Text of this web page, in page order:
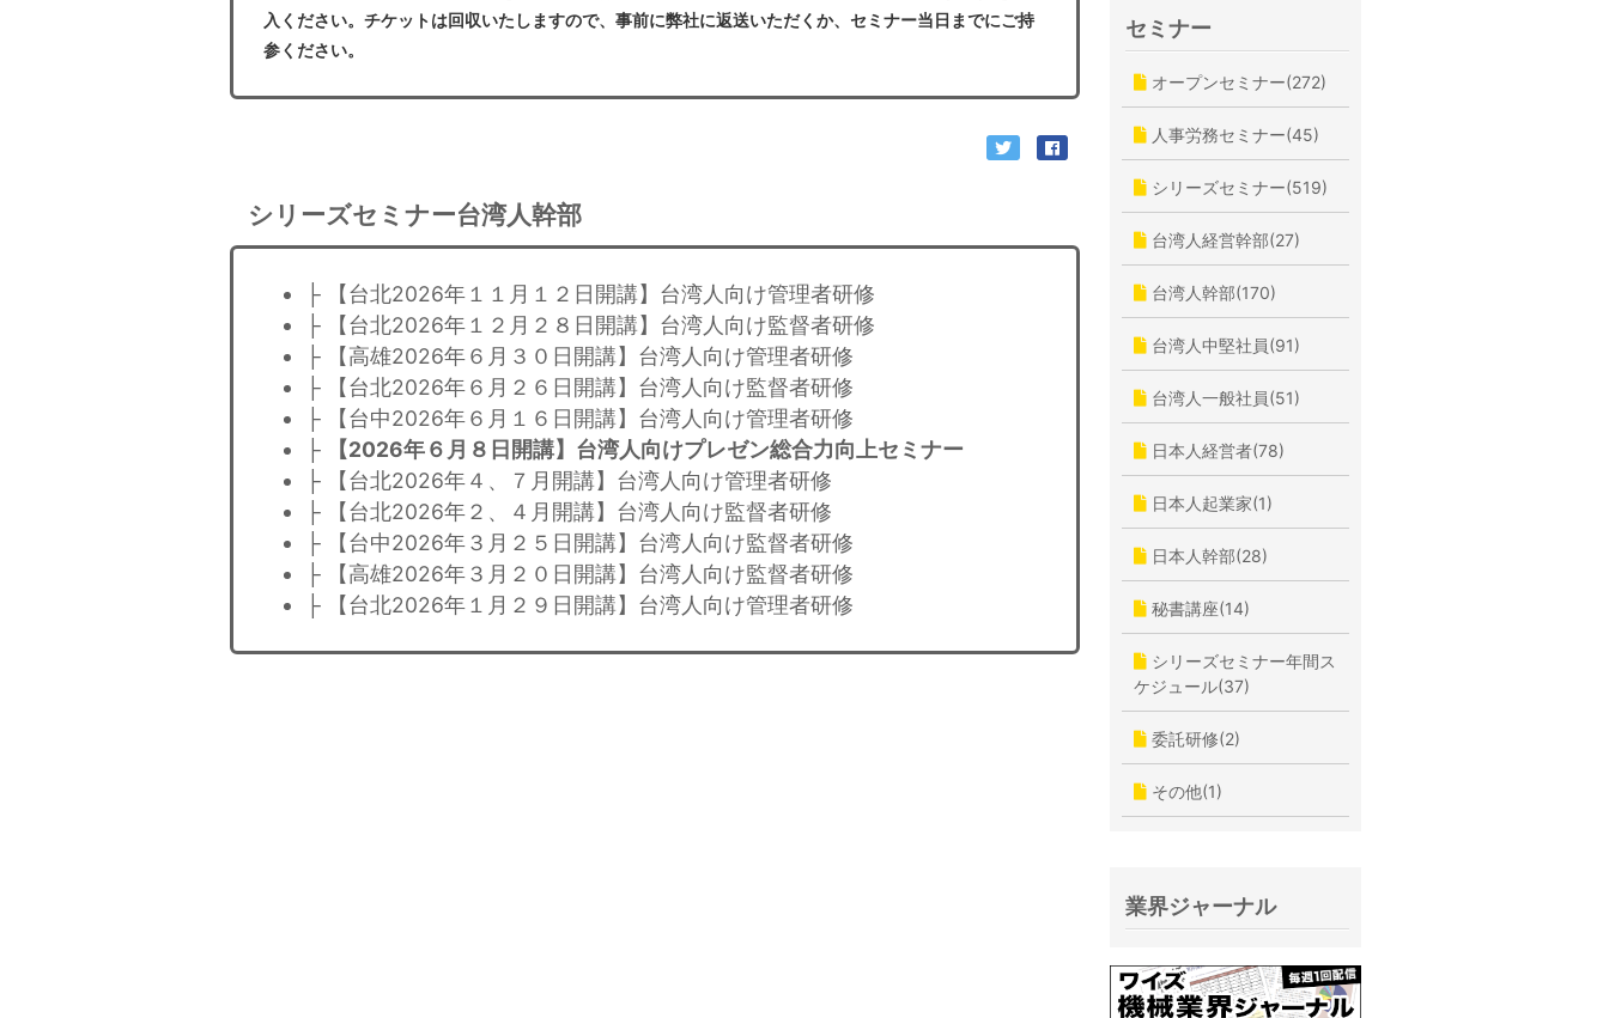
入ください。チケットは回収いたしますので、事前に弊社に返送いただくか、セミナー当日までにご持
参ください。
シリーズセミナー台湾人幹部
├ 【台北2026年１１月１２日開講】台湾人向け管理者研修
├ 【台北2026年１２月２８日開講】台湾人向け監督者研修
├ 【高雄2026年６月３０日開講】台湾人向け管理者研修
├ 【台北2026年６月２６日開講】台湾人向け監督者研修
├ 【台中2026年６月１６日開講】台湾人向け管理者研修
├
【2026年６月８日開講】台湾人向けプレゼン総合力向上セミナー
├ 【台北2026年４、７月開講】台湾人向け管理者研修
├ 【台北2026年２、４月開講】台湾人向け監督者研修
├ 【台中2026年３月２５日開講】台湾人向け監督者研修
├ 【高雄2026年３月２０日開講】台湾人向け監督者研修
├ 【台北2026年１月２９日開講】台湾人向け管理者研修
セミナー
オープンセミナー(272)
人事労務セミナー(45)
シリーズセミナー(519)
台湾人経営幹部(27)
台湾人幹部(170)
台湾人中堅社員(91)
台湾人一般社員(51)
日本人経営者(78)
日本人起業家(1)
日本人幹部(28)
秘書講座(14)
シリーズセミナー年間ス
ケジュール(37)
委託研修(2)
その他(1)
業界ジャーナル